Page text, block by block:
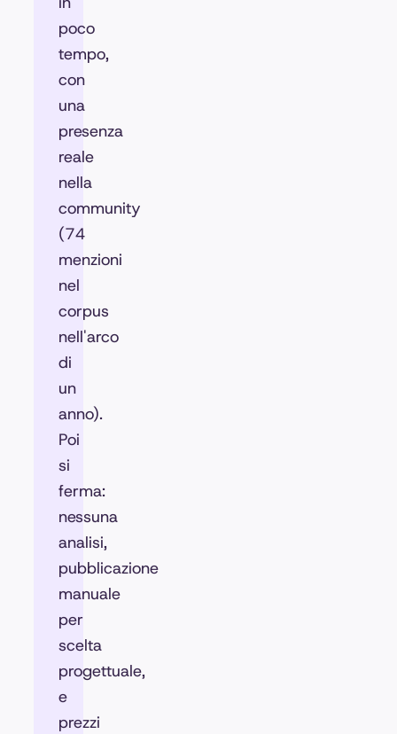
poco
tempo,
con
una
presenza
reale
nella
community
(74
menzioni
nel
corpus
nell'arco
di
un
anno).
Poi
si
ferma:
nessuna
analisi,
pubblicazione
manuale
per
scelta
progettuale,
e
prezzi